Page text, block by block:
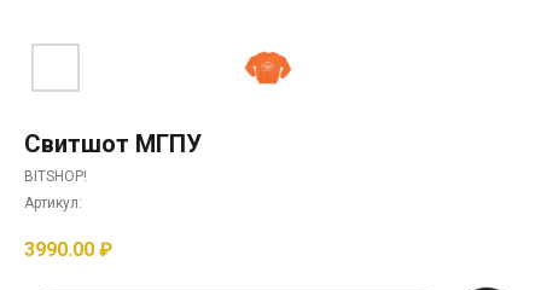
Свитшот МГПУ
BITSHOP!
Артикул:
3990.00 ₽